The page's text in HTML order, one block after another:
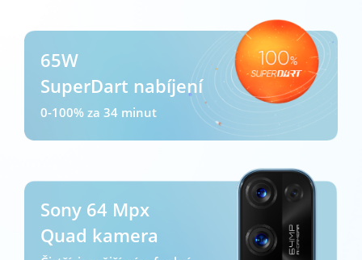
65W
SuperDart nabíjení
0-100% za 34 minut
Sony 64 Mpx
Quad kamera